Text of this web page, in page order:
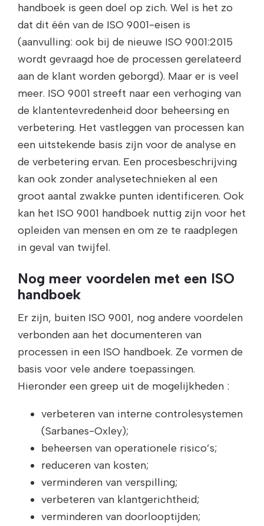
handboek is geen doel op zich. Wel is het zo
dat dit één van de ISO 9001-eisen is
(aanvulling: ook bij de nieuwe ISO 9001:2015
wordt gevraagd hoe de processen gerelateerd
aan de klant worden geborgd). Maar er is veel
meer. ISO 9001 streeft naar een verhoging van
de klantentevredenheid door beheersing en
verbetering. Het vastleggen van processen kan
een uitstekende basis zijn voor de analyse en
de verbetering ervan. Een procesbeschrijving
kan ook zonder analysetechnieken al een
groot aantal zwakke punten identificeren. Ook
kan het ISO 9001 handboek nuttig zijn voor het
opleiden van mensen en om ze te raadplegen
in geval van twijfel.
Nog meer voordelen met een ISO
handboek
Er zijn, buiten ISO 9001, nog andere voordelen
verbonden aan het documenteren van
processen in een ISO handboek. Ze vormen de
basis voor vele andere toepassingen.
Hieronder een greep uit de mogelijkheden :
verbeteren van interne controlesystemen
(Sarbanes-Oxley);
beheersen van operationele risico’s;
reduceren van kosten;
verminderen van verspilling;
verbeteren van klantgerichtheid;
verminderen van doorlooptijden;